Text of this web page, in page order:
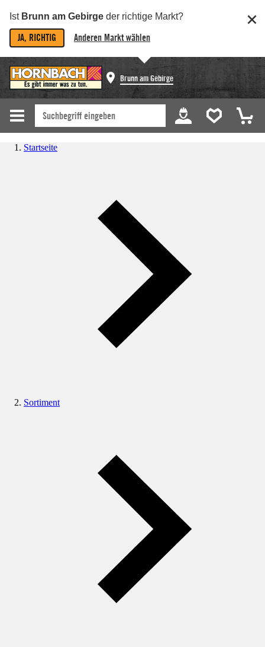
Ist Brunn am Gebirge der richtige Markt?
JA, RICHTIG Anderen Markt wählen
Brunn am Gebirge
Startseite
Sortiment